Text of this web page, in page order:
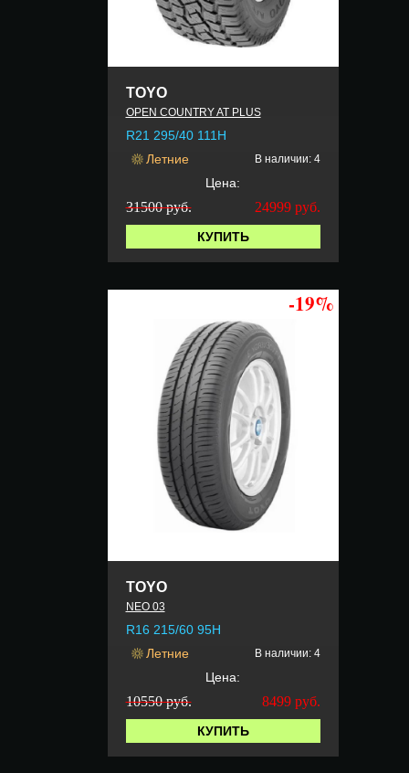
TOYO
OPEN COUNTRY AT PLUS
R21 295/40 111H
Летние
В наличии: 4
Цена:
31500 руб. 24999 руб.
КУПИТЬ
-19%
TOYO
NEO 03
R16 215/60 95H
Летние
В наличии: 4
Цена:
10550 руб. 8499 руб.
КУПИТЬ